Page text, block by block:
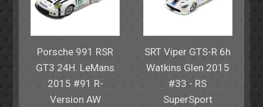
Porsche 991 RSR
GT3 24H. LeMans
2015 #91 R-
Version AW
SRT Viper GTS-R 6h
Watkins Glen 2015
#33 - RS
SuperSport